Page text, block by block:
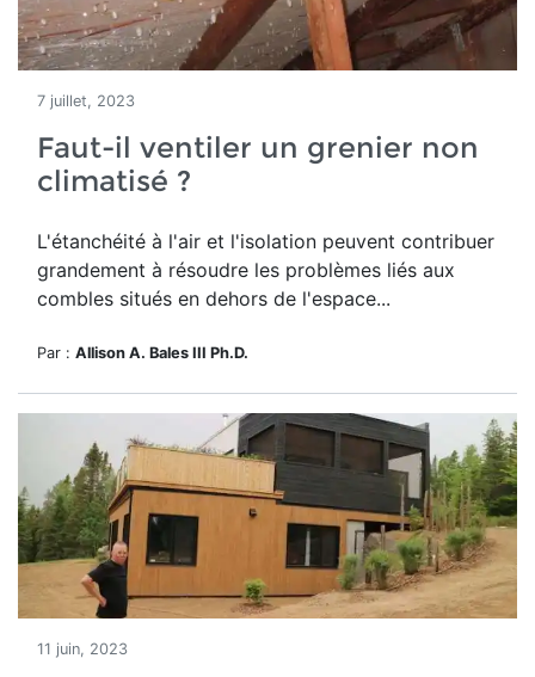
7 juillet, 2023
Faut-il ventiler un grenier non
climatisé ?
L'étanchéité à l'air et l'isolation peuvent contribuer
grandement à résoudre les problèmes liés aux
combles situés en dehors de l'espace...
Par : Allison A. Bales III Ph.D.
11 juin, 2023